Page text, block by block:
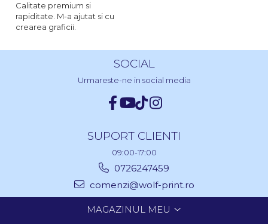
Calitate premium si
rapiditate. M-a ajutat si cu
crearea graficii.
SOCIAL
Urmareste-ne in social media
SUPORT CLIENTI
09:00-17:00
0726247459
comenzi@wolf-print.ro
MAGAZINUL MEU